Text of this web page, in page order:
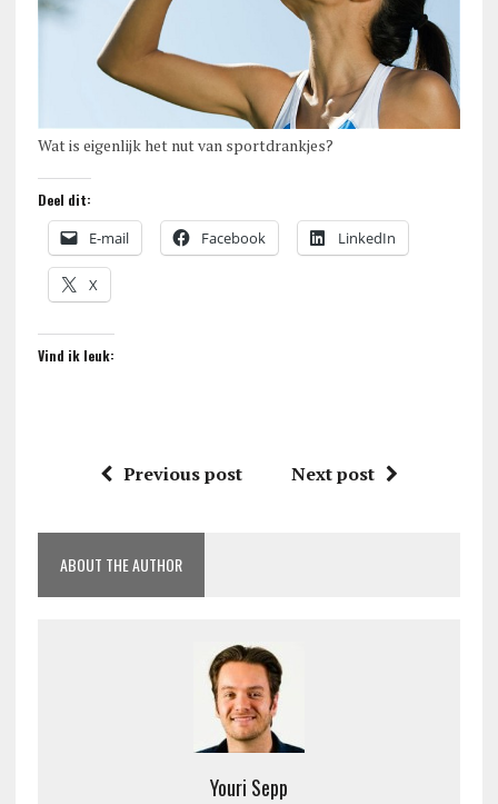
Wat is eigenlijk het nut van sportdrankjes?
Deel dit:
E-mail Facebook LinkedIn
X
Vind ik leuk:
Previous post Next post
ABOUT THE AUTHOR
Youri Sepp